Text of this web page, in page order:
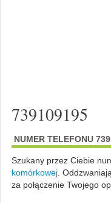
739109195
NUMER TELEFONU
Szukany przez Ciebie
komórkowej.
za połączenie Twojego